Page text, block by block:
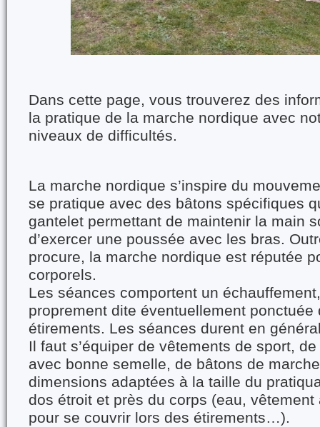
Dans cette page, vous trouverez des
la pratique de la marche nordique avec
niveaux de difficultés.
La marche nordique s’inspire du
se pratique avec des bâtons spécifiques
gantelet permettant de maintenir la main
d’exercer une poussée avec les bras.
procure, la marche nordique est réputée
corporels.
Les séances comportent un
proprement dite éventuellement ponctuée
étirements. Les séances durent en
Il faut s’équiper de vêtements de sport,
avec bonne semelle, de bâtons de
dimensions adaptées à la taille du
dos étroit et près du corps (eau,
pour se couvrir lors des étirements…).